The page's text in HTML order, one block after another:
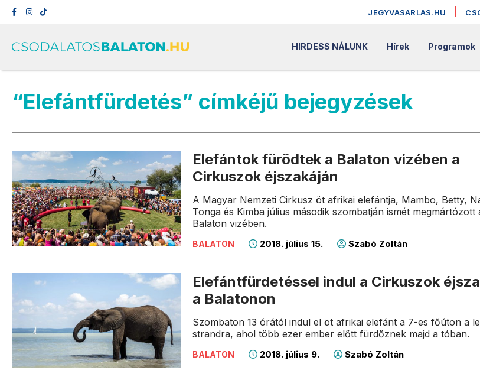
JEGYVASARLAS.HU
HIRDESS NÁLUNK Hírek Programok
“Elefántfürdetés” címkéjű bejegyzések
Elefántok fürödtek a Balaton vizében a
Cirkuszok éjszakáján
A Magyar Nemzeti Cirkusz öt afrikai elefántja, Mambo, Betty,
Tonga és Kimba július második szombatján ismét megmártózott
Balaton vizében.
BALATON 2018. július 15. Szabó Zoltán
Elefántfürdetéssel indul a Cirkuszok
a Balatonon
Szombaton 13 órától indul el öt afrikai elefánt a 7-es főúton a
strandra, ahol több ezer ember előtt fürdőznek majd a tóban.
BALATON 2018. július 9. Szabó Zoltán